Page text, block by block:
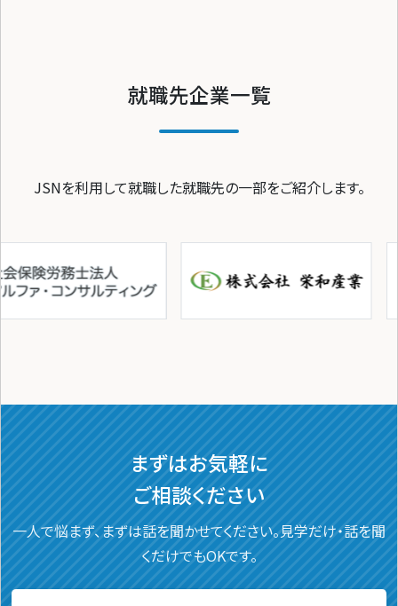
就職先企業一覧
JSNを利用して就職した就職先の一部をご紹介します。
まずはお気軽に
ご相談ください
一人で悩まず、まずは話を聞かせてください。見学だけ・話を聞
くだけでもOKです。